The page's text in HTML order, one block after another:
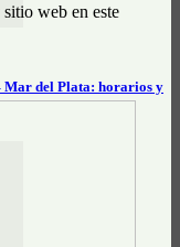
Mar del Plata: horarios y
web en este